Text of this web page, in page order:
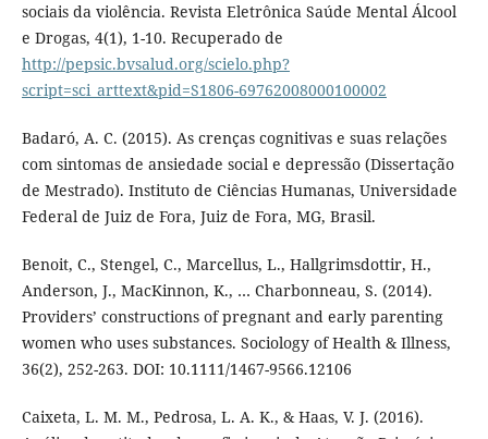
sociais da violência. Revista Eletrônica Saúde Mental Álcool
e Drogas, 4(1), 1-10. Recuperado de
http://pepsic.bvsalud.org/scielo.php?
script=sci_arttext&pid=S1806-69762008000100002
Badaró, A. C. (2015). As crenças cognitivas e suas relações
com sintomas de ansiedade social e depressão (Dissertação
de Mestrado). Instituto de Ciências Humanas, Universidade
Federal de Juiz de Fora, Juiz de Fora, MG, Brasil.
Benoit, C., Stengel, C., Marcellus, L., Hallgrimsdottir, H.,
Anderson, J., MacKinnon, K., … Charbonneau, S. (2014).
Providers’ constructions of pregnant and early parenting
women who uses substances. Sociology of Health & Illness,
36(2), 252-263. DOI: 10.1111/1467-9566.12106
Caixeta, L. M. M., Pedrosa, L. A. K., & Haas, V. J. (2016).